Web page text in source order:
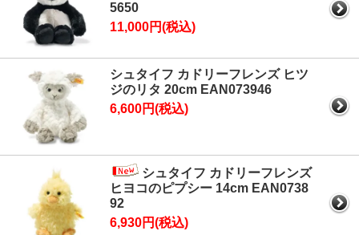
5650
11,000円(税込)
シュタイフ カドリーフレンズ ヒツ
ジのリタ 20cm EAN073946
6,600円(税込)
シュタイフ カドリーフレンズ
ヒヨコのピプシー 14cm EAN0738
92
6,930円(税込)